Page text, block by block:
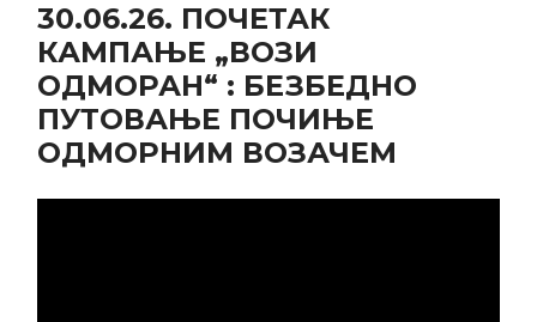
30.06.26. ПОЧЕТАК
КАМПАЊЕ „ВОЗИ
ОДМОРАН“ : БЕЗБЕДНО
ПУТОВАЊЕ ПОЧИЊЕ
ОДМОРНИМ ВОЗАЧЕМ